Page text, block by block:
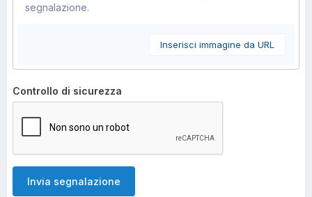
segnalazione.
Inserisci immagine da URL
Controllo di sicurezza
Invia segnalazione